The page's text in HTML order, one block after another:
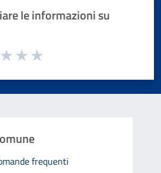
le informazioni su
pagina
frequenti